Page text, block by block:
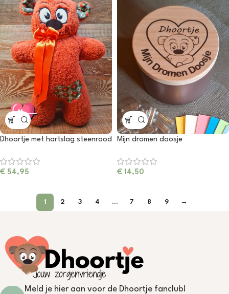
Dhoortje met hartslag steenrood
€ 54,95
Mijn dromen doosje
€ 14,50
1 2 3 4 … 7 8 9 →
Meld je hier aan voor de Dhoortje fanclub!